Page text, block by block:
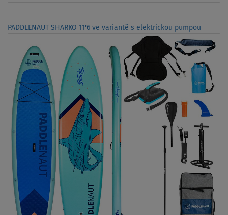
PADDLENAUT SHARKO 11'6 ve variantě s elektrickou pumpou